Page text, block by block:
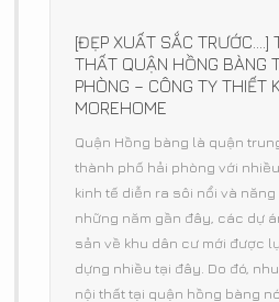
[ĐẸP XUẤT SẮC TRƯỚC....]
THẤT QUẬN HỒNG BÀNG
PHÒNG – CÔNG TY THIẾT
MOREHOME
Quận Hồng bàng là quận
thành phố hải phòng với
kinh tế diễn ra sôi nổi và năng
những năm gần đây, các dự
sản về khu dân cư mới được
dựng nhiều tại đây. Do đó,
nội thất tại quận hồng bàng